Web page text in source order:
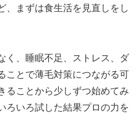
、まずは食生活を見直しをし
く、睡眠不足、ストレス、ダ
ことで薄毛対策につながる可
ることから少しずつ始めてみ
ろいろ試した結果プロの力を